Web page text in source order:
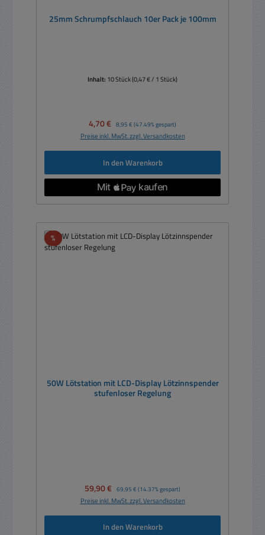
25mm Schrumpfschlauch 10er Pack je 100mm
Inhalt: 10 Stück(0,47 € / 1 Stück)
Verkaufspreis:
4,70 € Regulärer Preis:
8,95 € (47.49% gespart)
Preise inkl. MwSt. zzgl. Versandkosten
In den Warenkorb
%Rabatt
50W Lötstation mit LCD-Display Lötzinnspender
stufenloser Regelung
Verkaufspreis:
59,90 € Regulärer Preis:
69,95 € (14.37% gespart)
Preise inkl. MwSt. zzgl. Versandkosten
In den Warenkorb